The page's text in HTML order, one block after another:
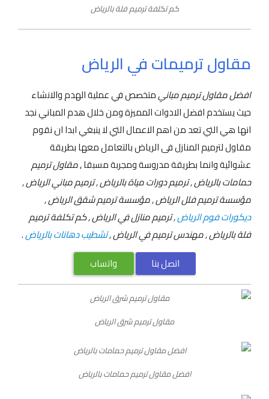
كم تكلفة ترميم فلة بالرياض
مقاول ترميمات في الرياض
افضل مقاول ترميم مبانيمتخصص في عملية الهدم والانشاء
حيث يستخدم افضل الادوات المميزة ومن خلال هدم المباني نجد
انها هي التي تعد من اهم الاعمال التي لا ينبغي ابدا ان نقوم
مقاول لترميم المنازل فى الرياض بالتعامل معها بطريقة
عشوائية وانما بطريقة مدروسة ومجربة مسبقا ,مقاول ترميم
حمامات بالرياض , ترميم دورات مياة بالرياض , ترميم مباني الرياض ,
مؤسسة ترميم فلل الرياض , مؤسسة ترميم شقق الرياض ,
ديكورات فوم الرياض, ترميم منازل في الرياض , كم تكلفة ترميم
فلة بالرياض , مهندس ترميم في الرياض ,تشطيب دهانات بالرياض.
اتصل بنا
واتساب
مقاول ترميم شرق الرياض
افضل مقاول ترميم حمامات بالرياض